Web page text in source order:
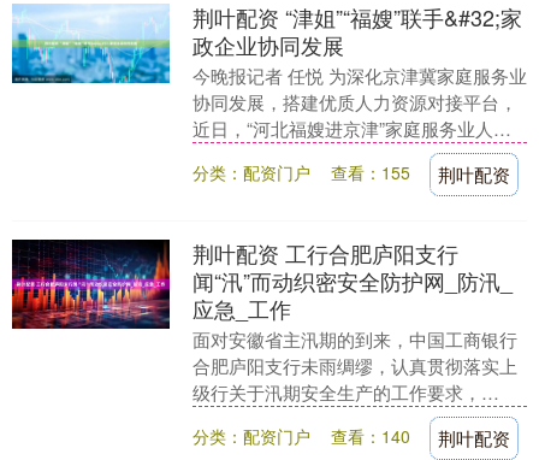
荆叶配资 “津姐”“福嫂”联手&#32;家
政企业协同发展
今晚报记者 任悦 为深化京津冀家庭服务业
协同发展，搭建优质人力资源对接平台，
近日，“河北福嫂进京津”家庭服务业人力
资源对接交流会在承德市举行。天津的“津
姐”家政....
分类：配资门户 查看：155 荆叶配资
荆叶配资 工行合肥庐阳支行
闻“汛”而动织密安全防护网_防汛_
应急_工作
面对安徽省主汛期的到来，中国工商银行
合肥庐阳支行未雨绸缪，认真贯彻落实上
级行关于汛期安全生产的工作要求，
闻“汛”而动，及时织密安全防护网，确保
做到安全度汛。 6....
分类：配资门户 查看：140 荆叶配资